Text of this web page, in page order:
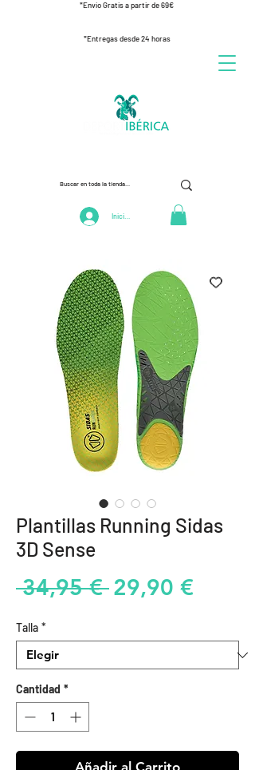
*Envío Gratis a partir de 69€
*Entregas desde 24 horas
Iniciar Sesión
Plantillas Running Sidas
3D Sense
34,95 € Precio
29,90 €Precio
oferta
Talla *
Cantidad *